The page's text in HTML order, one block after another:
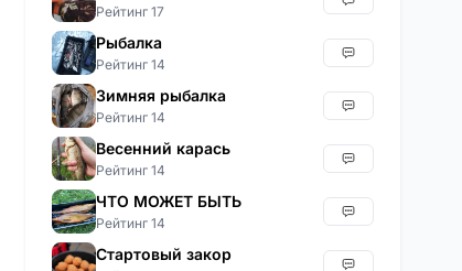
Рейтинг 17
Рыбалка
Рейтинг 14
Зимняя рыбалка
Рейтинг 14
Весенний карась
Рейтинг 14
ЧТО МОЖЕТ БЫТЬ
Рейтинг 14
Стартовый закор